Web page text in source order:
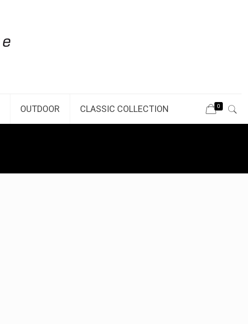
OUTDOOR CLASSIC COLLECTION 0